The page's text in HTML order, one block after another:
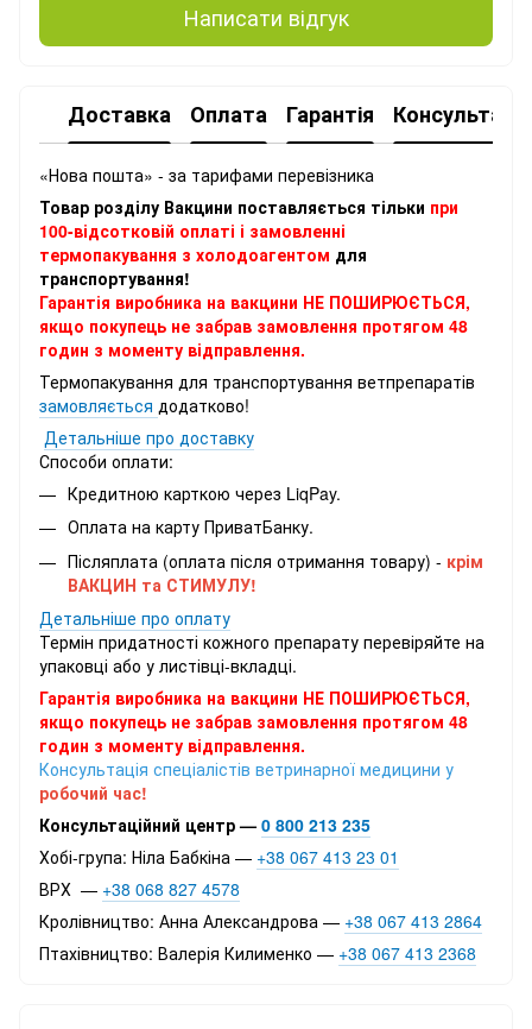
Написати відгук
Доставка Оплата Гарантія Консультація
«Нова пошта» - за тарифами перевізника
Товар розділу Вакцини поставляється тільки при
100-відсотковій оплаті і замовленні
термопакування з холодоагентом для
транспортування!
Гарантія виробника на вакцини НЕ ПОШИРЮЄТЬСЯ,
якщо покупець не забрав замовлення протягом 48
годин з моменту відправлення.
Термопакування для транспортування ветпрепаратів
замовляється додатково!
Детальніше про доставку
Способи оплати:
Кредитною карткою через LiqPay.
Оплата на карту ПриватБанку.
Післяплата (оплата після отримання товару) - крім
ВАКЦИН та СТИМУЛУ!
Детальніше про оплату
Термін придатності кожного препарату перевіряйте на
упаковці або у листівці-вкладці.
Гарантія виробника на вакцини НЕ ПОШИРЮЄТЬСЯ,
якщо покупець не забрав замовлення протягом 48
годин з моменту відправлення.
Консультація спеціалістів ветринарної медицини у
робочий час!
Консультаційний центр — 0 800 213 235
Хобі-група: Ніла Бабкіна — +38 067 413 23 01
ВРХ — +38 068 827 4578
Кролівництво: Анна Александрова — +38 067 413 2864
Птахівництво: Валерія Килименко — +38 067 413 2368